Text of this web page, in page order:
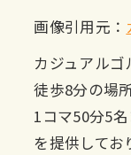
画像引用元：
カジュアル
徒歩8分の場
1コマ50分5
を提供してお